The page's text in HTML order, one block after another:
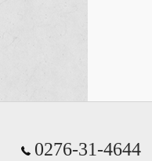
0276-31-4644